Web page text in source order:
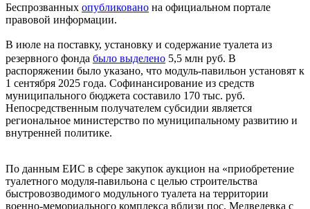
Беспрозванных опубликовано на официальном портале
правовой информации.
В июле на поставку, установку и содержание туалета из
резервного фонда было выделено 5,5 млн руб. В
распоряжении было указано, что модуль-павильон установят к
1 сентября 2025 года. Софинансирование из средств
муниципального бюджета составило 170 тыс. руб.
Непосредственным получателем субсидии является
региональное министерство по муниципальному развитию и
внутренней политике.
По данным ЕИС в сфере закупок аукцион на «приобретение
туалетного модуля-павильона с целью строительства
быстровозводимого модульного туалета на территории
военно-мемориального комплекса вблизи пос. Медведевка с